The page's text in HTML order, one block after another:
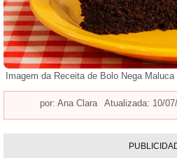
Imagem da Receita de Bolo Nega
por: Ana Clara Atualizada: 10/